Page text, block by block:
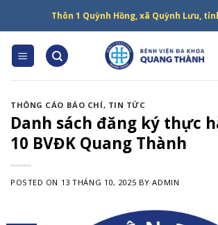
content
Thôn 1 Quỳnh Hồng, xã Quỳnh Lưu,
THÔNG CÁO BÁO CHÍ, TIN TỨC
Danh sách đăng ký thực
10 BVĐK Quang Thành
POSTED ON 13 THÁNG 10, 2025 BYADMIN